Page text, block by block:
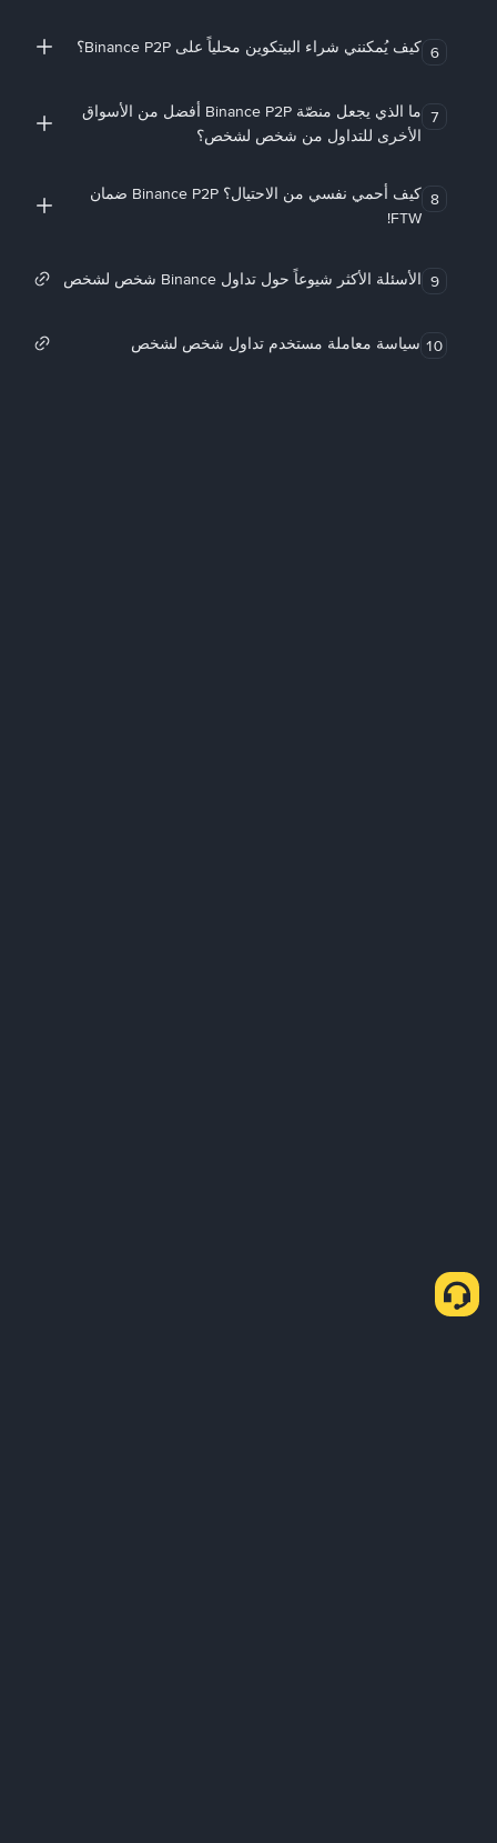
6 كيف يُمكنني شراء البيتكوين محلياً على Binance P2P؟
7
ما الذي يجعل منصّة Binance P2P أفضل من الأسواق
الأخرى للتداول من شخص لشخص؟
8
كيف أحمي نفسي من الاحتيال؟ Binance P2P ضمان
FTW!
9 الأسئلة الأكثر شيوعاً حول تداول Binance شخص لشخص
10 سياسة معاملة مستخدم تداول شخص لشخص